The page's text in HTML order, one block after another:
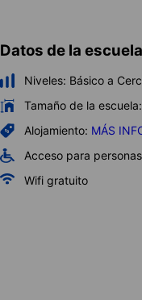
Datos de la escuela
Niveles: Básico a
Tamaño de la escuela:
Alojamiento: MÁS
Acceso para
Wifi gratuito